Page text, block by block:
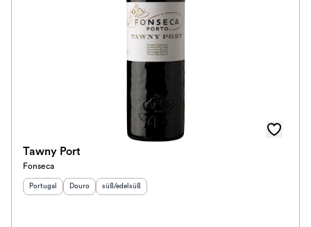
Tawny Port
Fonseca
Herkunftsland:
Portugal Herkunftsregion:
Douro Geschmack:
süß/edelsüß